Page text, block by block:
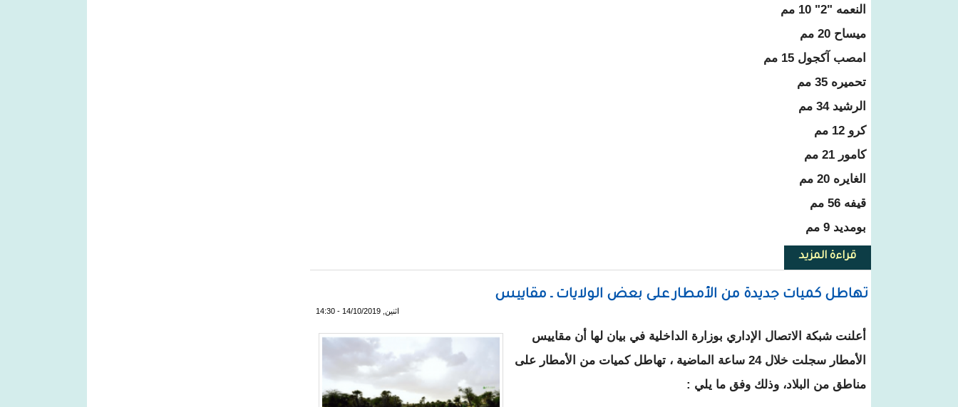
النعمه "2" 10 مم
ميساح 20 مم
امصب آكجول 15 مم
تحميره 35 مم
الرشيد 34 مم
كرو 12 مم
كامور 21 مم
الغايره 20 مم
قيفه 56 مم
بومديد 9 مم
قراءة المزيدحول أمطار جديدة على عدة ولايات ـ مقاييس
تهاطل كميات جديدة من الأمطار على بعض الولايات ـ مقاييس
اثنين, 14/10/2019 - 14:30
أعلنت شبكة الاتصال الإداري بوزارة الداخلية في بيان لها أن مقاييس
الأمطار سجلت خلال 24 ساعة الماضية ، تهاطل كميات من الأمطار على
مناطق من البلاد، وذلك وفق ما يلي :